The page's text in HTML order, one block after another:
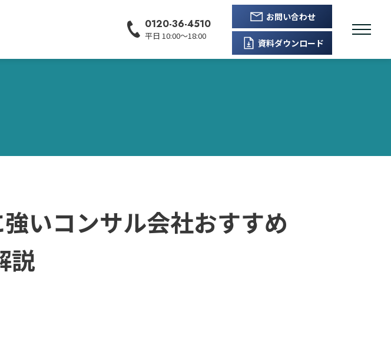
0120-36-4510
平日 10:00〜18:00
お問い合わせ
資料ダウンロード
いコンサル会社おすすめ
説